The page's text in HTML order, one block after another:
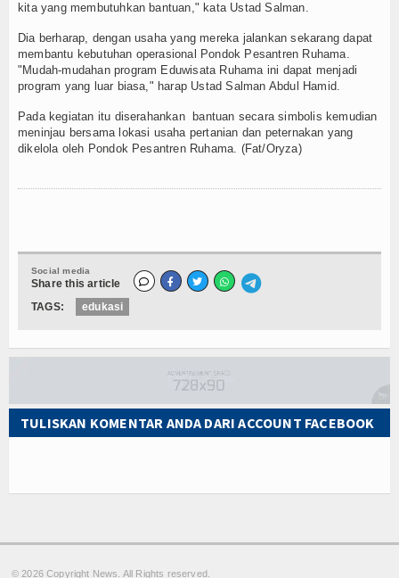
kita yang membutuhkan bantuan," kata Ustad Salman.
Dia berharap, dengan usaha yang mereka jalankan sekarang dapat
membantu kebutuhan operasional Pondok Pesantren Ruhama.
"Mudah-mudahan program Eduwisata Ruhama ini dapat menjadi
program yang luar biasa," harap Ustad Salman Abdul Hamid.
Pada kegiatan itu diserahankan bantuan secara simbolis kemudian
meninjau bersama lokasi usaha pertanian dan peternakan yang
dikelola oleh Pondok Pesantren Ruhama. (Fat/Oryza)
Social media
Share this article
TAGS:
edukasi
TULISKAN KOMENTAR ANDA DARI ACCOUNT FACEBOOK
© 2026 Copyright News. All Rights reserved.